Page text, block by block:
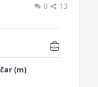
0 13
(m)